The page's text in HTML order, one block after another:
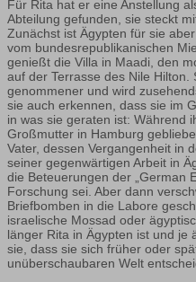
Für Rita hat er eine Anstellung
Abteilung gefunden, sie steckt
Zunächst ist Ägypten für sie
vom bundesrepublikanischen
genießt die Villa in Maadi, den
auf der Terrasse des Nile
genommener und wird
sie auch erkennen, dass sie im
in was sie geraten ist: Während
Großmutter in Hamburg
Vater, dessen Vergangenheit in
seiner gegenwärtigen Arbeit in
die Beteuerungen der „German
Forschung sei. Aber dann
Briefbomben in die Labore
israelische Mossad oder
länger Rita in Ägypten ist und je
sie, dass sie sich früher oder
unüberschaubaren Welt